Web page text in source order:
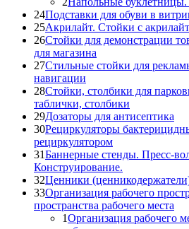
24Подставки для обуви в
25Акрилайт. Стойки с
26Стойки для демонстрации
для магазина
27Стильные стойки для
навигации
28Стойки, столбики для
таблички, столбики
29Дозаторы для антисептика
30Рециркуляторы
рециркулятором
31Баннерные стенды. Пресс-
Конструирование.
32Ценники
33Организация рабочего
пространства рабочего места
1Организация рабочего